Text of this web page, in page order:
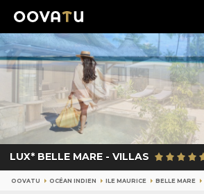
LUX* BELLE MARE - VILLAS
OOVATU OCÉAN INDIEN ILE MAURICE BELLE MARE